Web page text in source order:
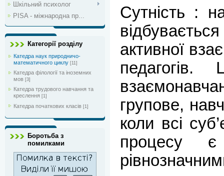
Шкільний психолог
PISA - міжнародна пр...
Категорії розділу
Катедра наук природничо-
математичного циклу [11]
Катедра філології та іноземних
мов [3]
Катедра трудового навчання та
креслення [1]
Катедра початкових класів [1]
Боротьба з
помилками
Сутність :
активної
педагогів.
групове,
коли всі
процесу є